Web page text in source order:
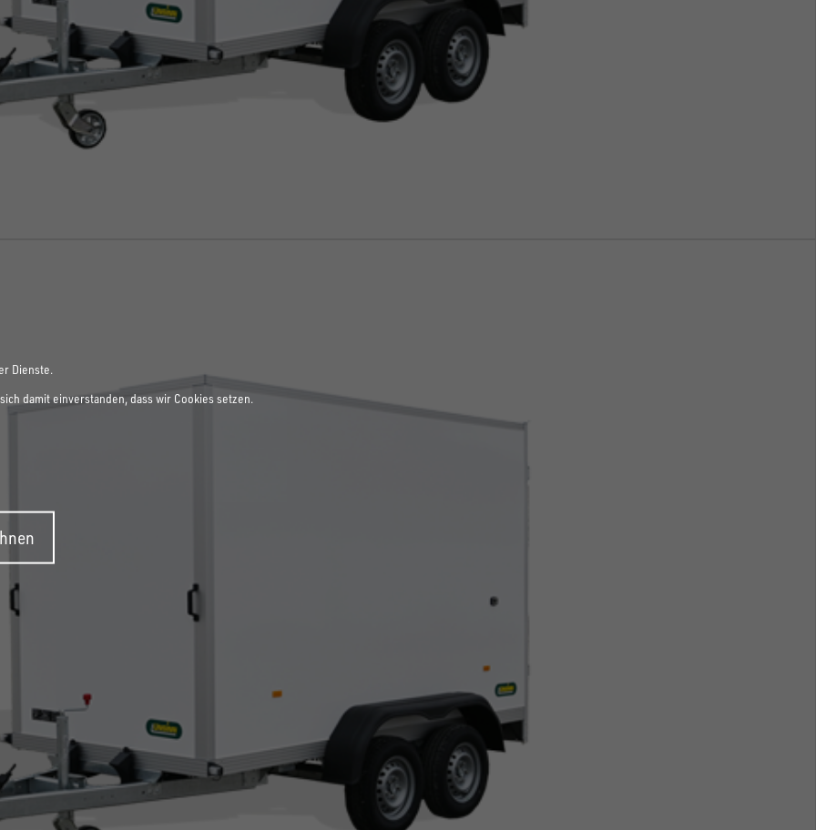
Dienste.
damit einverstanden, dass wir Cookies setzen.